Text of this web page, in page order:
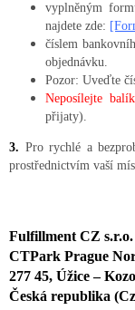
vyplněným
najdete zde:
číslem
objednávku.
Pozor: Uveďte
Neposílejte
přijaty).
3. Pro rychlé a
prostřednictvím vaší
Fulfillment CZ
CTPark Prague
277 45, Úžice –
Česká republika